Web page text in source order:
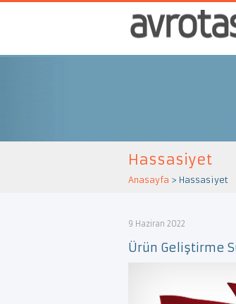
Hassasiyet
Anasayfa > Hassasiyet
9 Haziran 2022
Ürün Geliştirme